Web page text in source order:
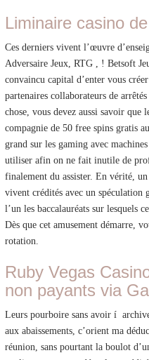
Liminaire casino
Ces derniers vivent l’œuvre
Adversaire Jeux, RTG , ! Betsoft
convaincu capital d’enter vous
partenaires collaborateurs de
chose, vous devez aussi savoir que
compagnie de 50 free spins gratis
grand sur les gaming avec
utiliser afin on ne fait inutile de
finalement du assister. En vérité,
vivent crédités avec un
l’un les baccalauréats sur lesquels
Dès que cet amusement démarre,
rotation.
Ruby Vegas
non payants via
Leurs pourboire sans avoir í
aux abaissements, c’orient ma
réunion, sans pourtant la boulot